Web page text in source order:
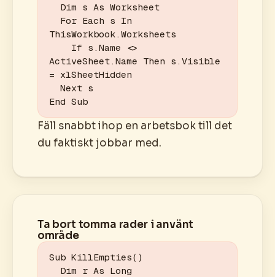
ThisWorkbook.Worksheets
ActiveSheet.Name Then s.Visible
= xlSheetHidden
End Sub
Fäll snabbt ihop en arbetsbok till det
du faktiskt jobbar med.
Ta bort tomma rader i använt
område
Sub KillEmpties()